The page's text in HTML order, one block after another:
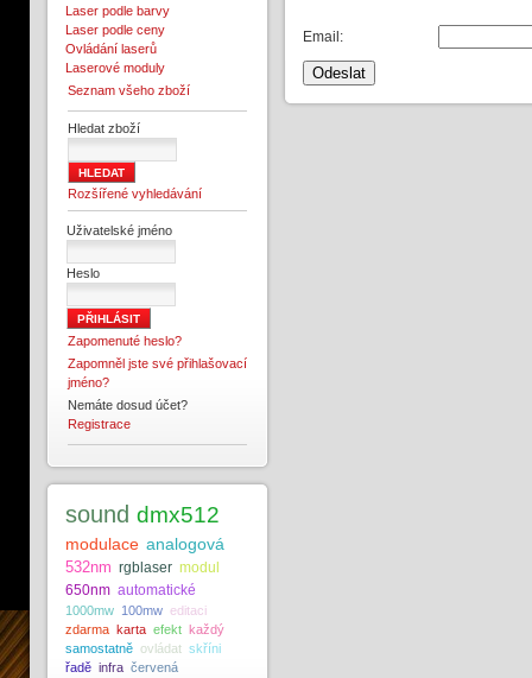
Email:
Odeslat
Laser podle barvy
Laser podle ceny
Ovládání laserů
Laserové moduly
Seznam všeho zboží
Hledat zboží
Rozšířené vyhledávání
Uživatelské jméno
Heslo
Zapomenuté heslo?
Zapomněl jste své přihlašovací
jméno?
Nemáte dosud účet?
Registrace
sound dmx512
modulace analogová
532nm rgblaser modul
650nm automatické
1000mw 100mw editaci
zdarma karta efekt každý
samostatně ovládat skříni
řadě infra červená